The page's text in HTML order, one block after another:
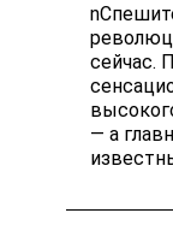
сейчас.
— а